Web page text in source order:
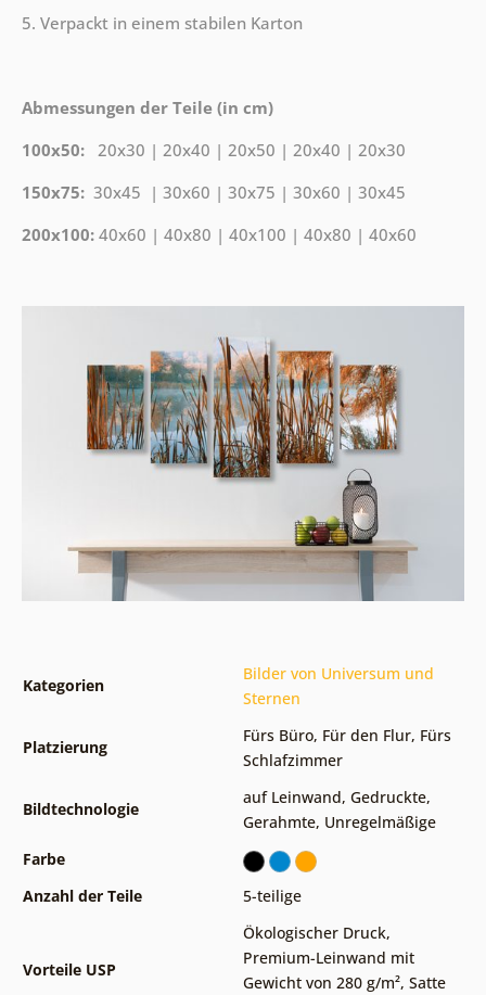
5. Verpackt in einem stabilen Karton
Abmessungen der Teile (in cm)
100x50: 20x30 | 20x40 | 20x50 | 20x40 | 20x30
150x75: 30x45 | 30x60 | 30x75 | 30x60 | 30x45
200x100: 40x60 | 40x80 | 40x100 | 40x80 | 40x60
Kategorien
Bilder von Universum und
Sternen
Platzierung
Fürs Büro, Für den Flur, Fürs
Schlafzimmer
Bildtechnologie
auf Leinwand, Gedruckte,
Gerahmte, Unregelmäßige
Farbe
Anzahl der Teile
5-teilige
Vorteile USP
Ökologischer Druck,
Premium-Leinwand mit
Gewicht von 280 g/m², Satte